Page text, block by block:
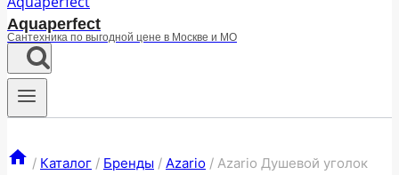
Aquaperfect
Сантехника по выгодной цене в Москве и МО
/ Каталог / Бренды / Azario / Azario Душевой уголок